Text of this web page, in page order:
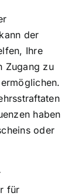
der
Ihre
Zugang zu
haben
oder
für